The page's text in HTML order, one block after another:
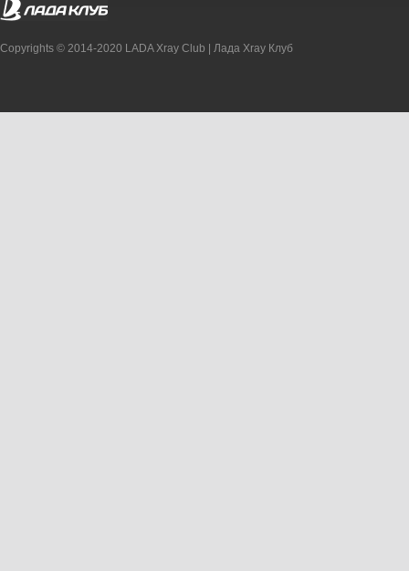
Copyrights © 2014-2020 LADA Xray Club | Лада Xray Клуб